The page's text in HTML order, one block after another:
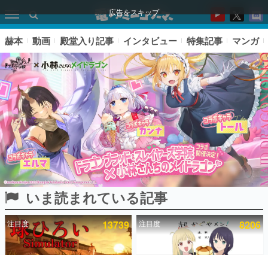
広告をスキップ
ピックアップ
電ファミのいま読まれている記事ランキング
赫本 動画 殿堂入り記事 インタビュー 特集記事 マンガ
いま読まれている記事
注目度 13739 注目度 8206